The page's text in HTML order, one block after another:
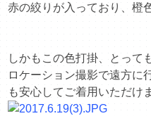
赤の絞りが入っており、橙
しかもこの色打掛、とって
ロケーション撮影で遠方に
も安心してご着用いただけ